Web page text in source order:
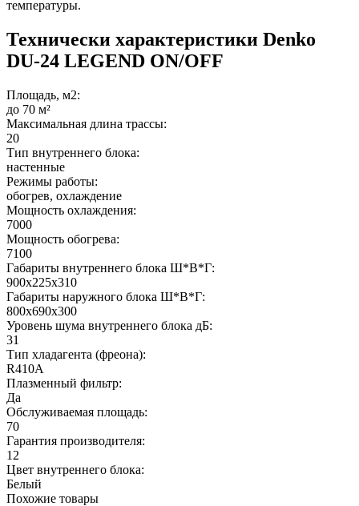
температуры.
Технически характеристики Denko
DU-24 LEGEND ON/OFF
Площадь, м2:
до 70 м²
Максимальная длина трассы:
20
Тип внутреннего блока:
настенные
Режимы работы:
обогрев, охлаждение
Мощность охлаждения:
7000
Мощность обогрева:
7100
Габариты внутреннего блока Ш*В*Г:
900x225x310
Габариты наружного блока Ш*В*Г:
800x690x300
Уровень шума внутреннего блока дБ:
31
Тип хладагента (фреона):
R410A
Плазменный фильтр:
Да
Обслуживаемая площадь:
70
Гарантия производителя:
12
Цвет внутреннего блока:
Белый
Похожие товары